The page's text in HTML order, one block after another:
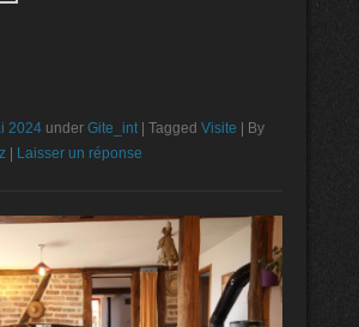
2024 under Gite_int | Tagged Visite | By
| Laisser un réponse